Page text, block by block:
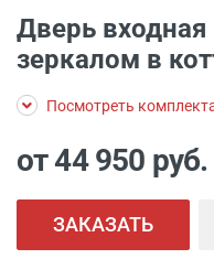
Дверь входная
зеркалом в
Посмотреть
от 44 950 руб.
ЗАКАЗАТЬ